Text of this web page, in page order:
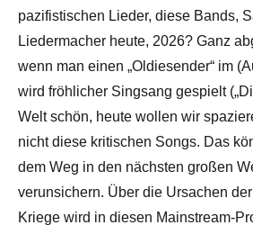
pazifistischen Lieder, diese Bands,
Liedermacher heute, 2026? Ganz
wenn man einen „Oldiesender“ im
wird fröhlicher Singsang gespielt
Welt schön, heute wollen wir
nicht diese kritischen Songs. Das
dem Weg in den nächsten großen
verunsichern. Über die Ursachen
Kriege wird in diesen Mainstream-